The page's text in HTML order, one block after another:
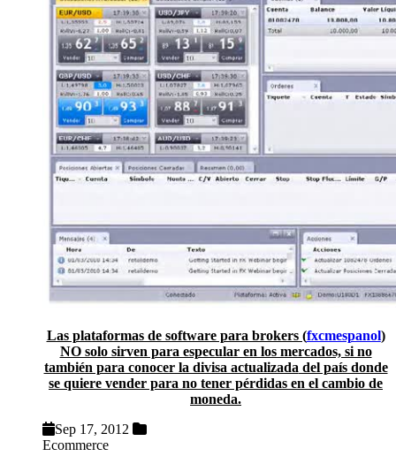
Las plataformas de software para brokers (fxcmespanol)
NO solo sirven para especular en los mercados, si no
también para conocer la divisa actualizada del país donde
se quiere vender para no tener pérdidas en el cambio de
moneda.
Sep 17, 2012
Ecommerce